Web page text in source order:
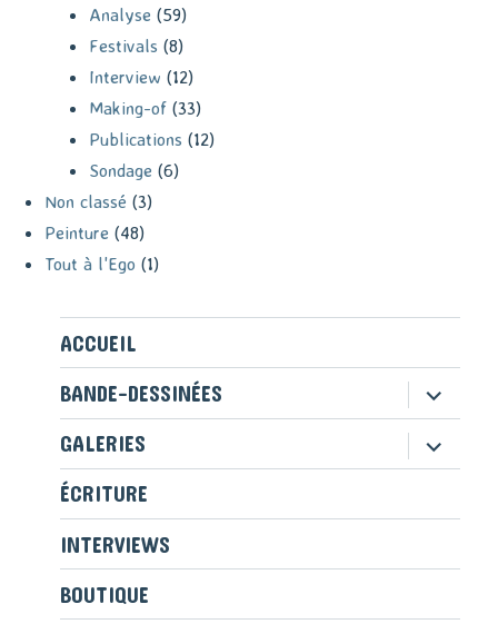
Analyse (59)
Festivals (8)
Interview (12)
Making-of (33)
Publications (12)
Sondage (6)
Non classé (3)
Peinture (48)
Tout à l'Ego (1)
ACCUEIL
BANDE-DESSINÉES
ouvrir
le
sous-
menu
GALERIES ouvrir
le
ÉCRITURE
INTERVIEWS
BOUTIQUE